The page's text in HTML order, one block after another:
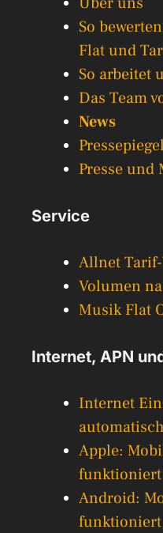
So
Flat und
So arbeitet
Das Team
News
Pressepiegel
Presse und
Service
Allnet
Volumen
Musik Flat
Internet, APN
Internet
automatisch
Apple:
Android: